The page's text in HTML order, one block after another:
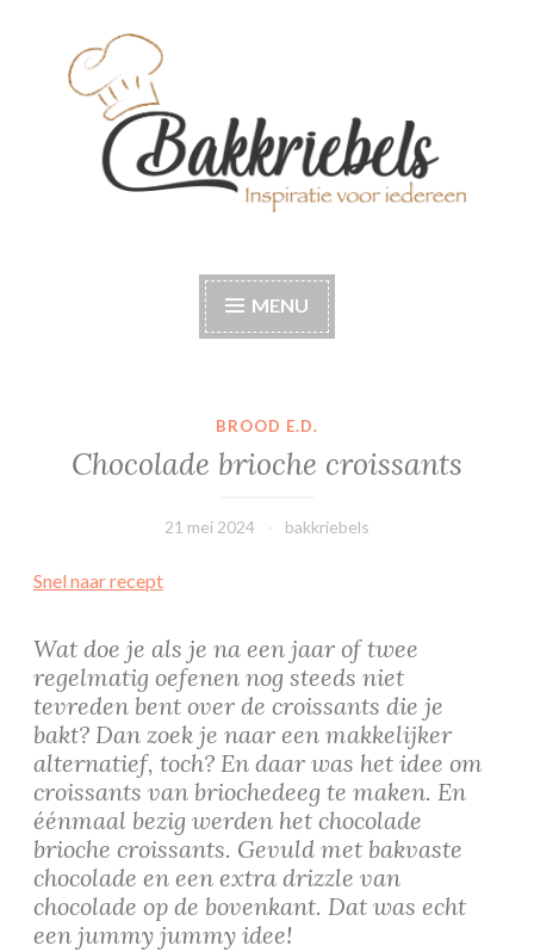
Bakkriebels
MENU
BROOD E.D.
Chocolade brioche croissants
21 mei 2024 bakkriebels
Snel naar recept
Wat doe je als je na een jaar of twee
regelmatig oefenen nog steeds niet
tevreden bent over de croissants die je
bakt? Dan zoek je naar een makkelijker
alternatief, toch? En daar was het idee om
croissants van briochedeeg te maken. En
éénmaal bezig werden het chocolade
brioche croissants. Gevuld met bakvaste
chocolade en een extra drizzle van
chocolade op de bovenkant. Dat was echt
een jummy jummy idee!